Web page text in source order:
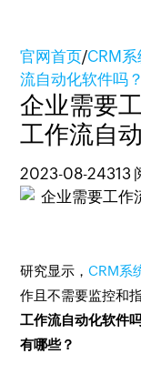
官网首页/CRM
流自动化软件吗
企业需要
工作流自
2023-08-24313
研究显示，CRM系
作且不需要监控和
工作流自动化软件
有哪些？